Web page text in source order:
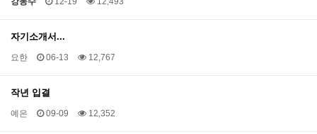
자기소개서...
요한 06-13 12,767
작년 입결
예은 09-09 12,352